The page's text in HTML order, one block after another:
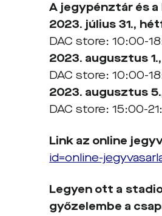
A jegypénztár és
2023. július31.,
DAC store: 10:00-
2023. augusztus
DAC store: 10:00-
2023. augusztus
DAC store: 15:00-
Link az online
id=online-
Legyen ott a
győzelembe a